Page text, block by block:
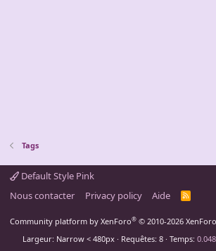
Tags
Default Style Pink
Nous contacter
Privacy policy Aide
R
Community platform by XenForo® © 2010-2026
Largeur
Requêtes 8 Temps